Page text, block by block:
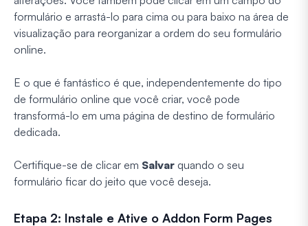
formulário e arrastá-lo para cima ou para baixo na área de
visualização para reorganizar a ordem do seu formulário
online.
E o que é fantástico é que, independentemente do tipo
de formulário online que você criar, você pode
transformá-lo em uma página de destino de formulário
dedicada.
Certifique-se de clicar em Salvar quando o seu
formulário ficar do jeito que você deseja.
Etapa 2: Instale e Ative o Addon Form Pages